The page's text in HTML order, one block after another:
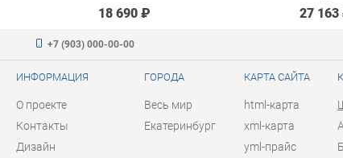
18 690 ₽ 27 163
+7 (903) 000-00-00
ИНФОРМАЦИЯ
О проекте
Контакты
Дизайн
ГОРОДА
Весь мир
Екатеринбург
КАРТА САЙТА
html-карта
xml-карта
yml-прайс